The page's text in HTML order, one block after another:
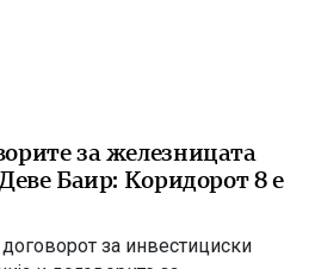
за железницата
Баир: Коридорот 8 е
за инвестициски